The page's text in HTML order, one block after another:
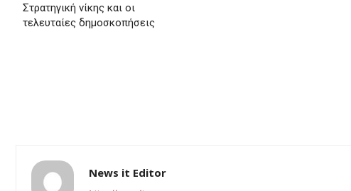
Στρατηγική νίκης και οι
τελευταίες δημοσκοπήσεις
News it Editor